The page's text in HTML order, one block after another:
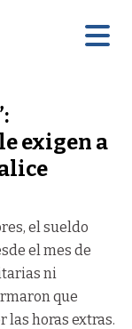
exigen a
el sueldo
el mes de
ni
que
las horas extras.